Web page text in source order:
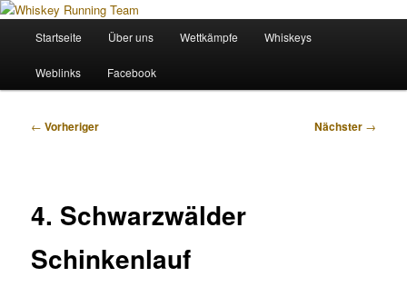
Zum
springenWhiskey Running Team
Wir sind das Whiskey Running Team
Startseite Über uns Wettkämpfe Whiskeys
Weblinks Facebook
Beitragsnavigation
← Vorheriger Nächster →
4. Schwarzwälder
Schinkenlauf